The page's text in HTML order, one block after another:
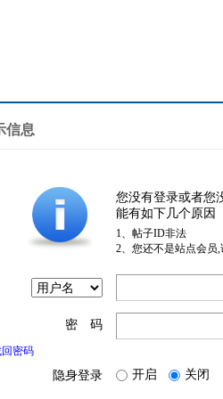
信息
您没有登录或者您
能有如下几个原因
1、帖子ID非法
2、您还不是站点会员
密 码
密码
隐身登录 开启 关闭